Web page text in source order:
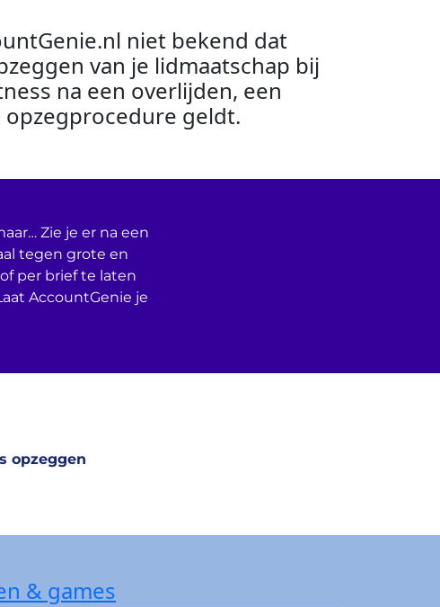
niet bekend dat
van je lidmaatschap bij
na een overlijden, een
geldt.
Zie je er na een
tegen grote en
per brief te laten
AccountGenie je
opzeggen
& games